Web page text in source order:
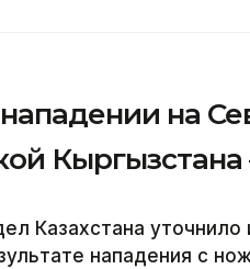
на
Казахстана
нападения с